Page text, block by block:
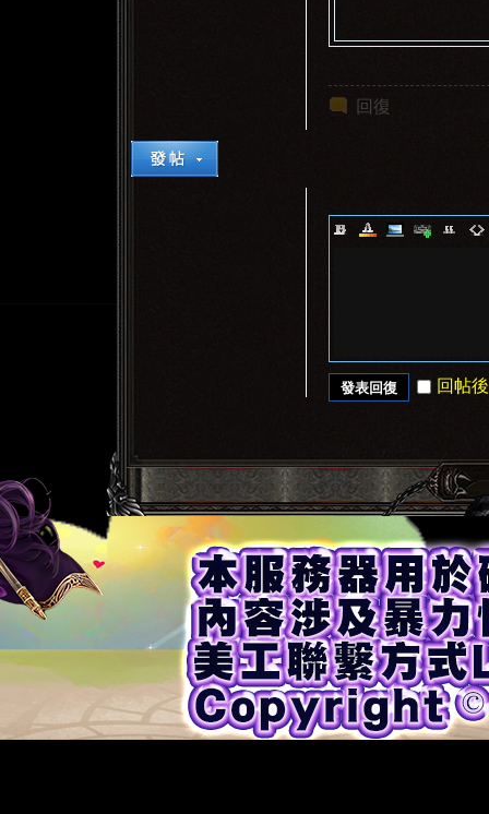
回復
發表回復 回帖